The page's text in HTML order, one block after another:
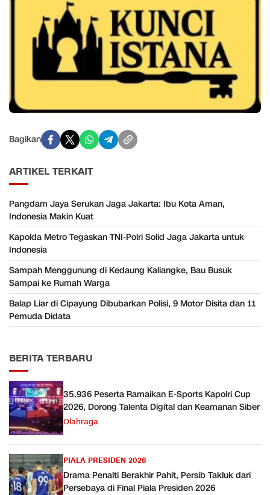
Bagikan
ARTIKEL TERKAIT
Pangdam Jaya Serukan Jaga Jakarta: Ibu Kota Aman,
Indonesia Makin Kuat
Kapolda Metro Tegaskan TNI-Polri Solid Jaga Jakarta untuk
Indonesia
Sampah Menggunung di Kedaung Kaliangke, Bau Busuk
Sampai ke Rumah Warga
Balap Liar di Cipayung Dibubarkan Polisi, 9 Motor Disita dan 11
Pemuda Didata
BERITA TERBARU
35.936 Peserta Ramaikan E-Sports Kapolri Cup
2026, Dorong Talenta Digital dan Keamanan Siber
Olahraga
PIALA PRESIDEN 2026
Drama Penalti Berakhir Pahit, Persib Takluk dari
Persebaya di Final Piala Presiden 2026